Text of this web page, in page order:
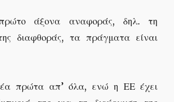
άξονα αναφοράς, δηλ. τη
διαφθοράς, τα πράγματα είναι
πρώτα απ’ όλα, ενώ η ΕΕ έχει